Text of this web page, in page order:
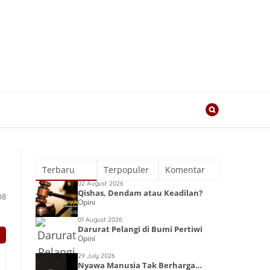
Terbaru Terpopuler Komentar
02 August 2026
Qishas, Dendam atau Keadilan?
Opini
01 August 2026
Darurat Pelangi di Bumi Pertiwi
Opini
29 July 2026
Nyawa Manusia Tak Berharga